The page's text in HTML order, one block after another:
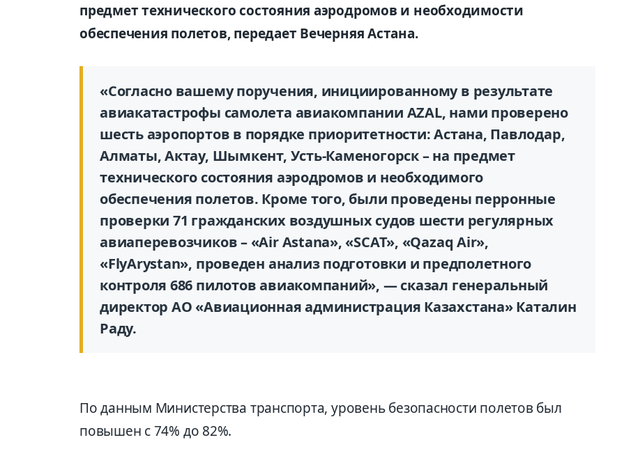
предмет технического состояния аэродромов и необходимости
обеспечения полетов, передает Вечерняя Астана.
«Согласно вашему поручения, инициированному в результате
авиакатастрофы самолета авиакомпании AZAL, нами проверено
шесть аэропортов в порядке приоритетности: Астана, Павлодар,
Алматы, Актау, Шымкент, Усть-Каменогорск – на предмет
технического состояния аэродромов и необходимого
обеспечения полетов. Кроме того, были проведены перронные
проверки 71 гражданских воздушных судов шести регулярных
авиаперевозчиков – «Air Astana», «SCAT», «Qazaq Air»,
«FlyArystan», проведен анализ подготовки и предполетного
контроля 686 пилотов авиакомпаний», — сказал генеральный
директор АО «Авиационная администрация Казахстана» Каталин
Раду.
По данным Министерства транспорта, уровень безопасности полетов был
повышен с 74% до 82%.